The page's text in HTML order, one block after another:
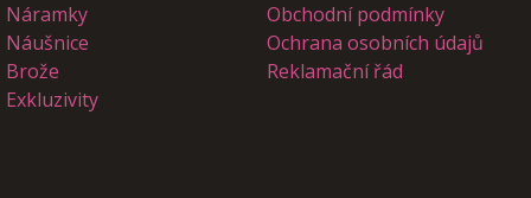
Náramky
Náušnice
Brože
Exkluzivity
Obchodní podmínky
Ochrana osobních údajů
Reklamační řád